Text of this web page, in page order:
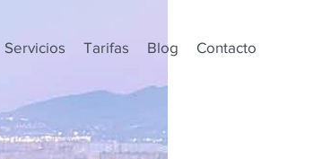
Servicios Tarifas Blog Contacto